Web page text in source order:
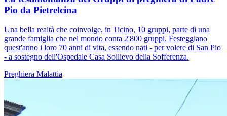
Pio da Pietrelcina
Una bella realtà che coinvolge, in Ticino, 10 gruppi, parte di una
grande famiglia che nel mondo conta 2'800 gruppi. Festeggiano
quest'anno i loro 70 anni di vita, essendo nati - per volere di San Pio
- a sostegno dell'Ospedale Casa Sollievo della Sofferenza.
Preghiera Malattia